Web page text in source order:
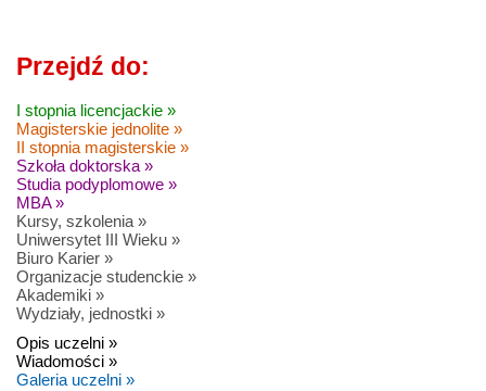
Przejdź do:
I stopnia licencjackie »
Magisterskie jednolite »
II stopnia magisterskie »
Szkoła doktorska »
Studia podyplomowe »
MBA »
Kursy, szkolenia »
Uniwersytet III Wieku »
Biuro Karier »
Organizacje studenckie »
Akademiki »
Wydziały, jednostki »
Opis uczelni »
Wiadomości »
Galeria uczelni »